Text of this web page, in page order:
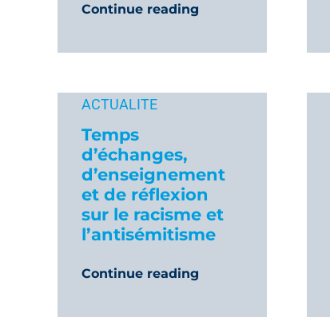
Continue reading
ACTUALITE
Temps
d’échanges,
d’enseignement
et de réflexion
sur le racisme et
l’antisémitisme
Continue reading